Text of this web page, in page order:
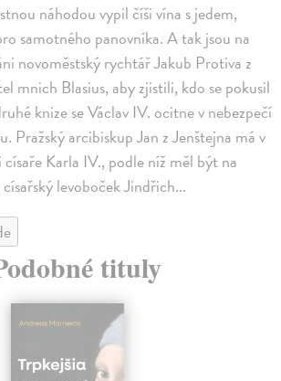
náhodou vypil číši vína s jedem,
samotného panovníka. A tak jsou na
novoměstský rychtář Jakub Protiva z
mnich Blasius, aby zjistili, kdo se pokusil
knize se Václav IV. ocitne v nebezpečí
Pražský arcibiskup Jan z Jenštejna má v
Karla IV., podle níž měl být na
levoboček Jindřich...
tituly